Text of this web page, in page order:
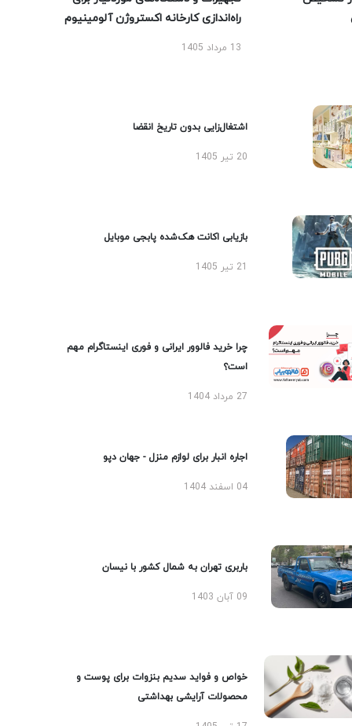
راه‌اندازی کارخانه اکستروژن آلومینیوم
13 مرداد 1405
اشتغال‌زایی بدون تاریخ انقضا
20 تیر 1405
بازیابی اکانت هک‌شده پابجی موبایل
چرا خرید فالوور ایرانی و فوری اینستاگرام مهم
است؟
27 مرداد 1404
اجاره انبار برای لوازم منزل - جهان دپو
04 اسفند 1404
باربری تهران به شمال کشور با نیسان
09 آبان 1403
خواص و فواید سدیم بنزوات برای پوست و
محصولات آرایشی بهداشتی